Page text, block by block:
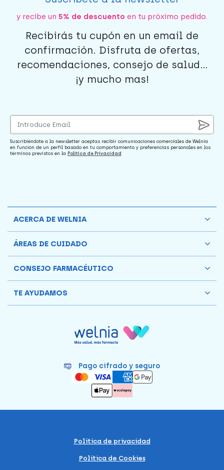
y recibe un 5% de descuento en tu próximo pedido.
Recibirás tu cupón en un email de
confirmación. Disfruta de ofertas,
recomendaciones, consejo de salud...
¡y mucho mas!
Suscribiéndote a la newsletter aceptas recibir comunicaciones comerciales de Welnia
en función de un perfil basado en tu comportamiento y preferencias personales en los
términos previstos en la Política de Privacidad
Pago cifrado y seguro
ACERCA DE WELNIA
ÁREAS DE CUIDADO
CONSEJO FARMACÉUTICO
TE AYUDAMOS
Política de privacidad
Política de Cookies